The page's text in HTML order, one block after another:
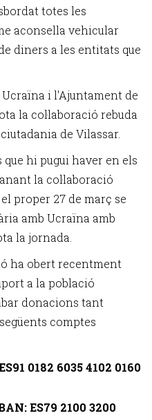
totes les
aconsella vehicular
diners a les entitats que
i l'Ajuntament de
la col·laboració rebuda
de Vilassar.
hi pugui haver en els
la col·laboració
proper 27 de març se
amb Ucraïna amb
la jornada.
ha obert recentment
a la població
donacions tant
comptes
0182 6035 4102 0160
ES79 2100 3200